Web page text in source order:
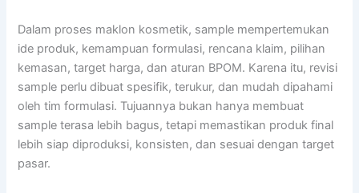
Dalam proses maklon kosmetik, sample mempertemukan
ide produk, kemampuan formulasi, rencana klaim, pilihan
kemasan, target harga, dan aturan BPOM. Karena itu, revisi
sample perlu dibuat spesifik, terukur, dan mudah dipahami
oleh tim formulasi. Tujuannya bukan hanya membuat
sample terasa lebih bagus, tetapi memastikan produk final
lebih siap diproduksi, konsisten, dan sesuai dengan target
pasar.